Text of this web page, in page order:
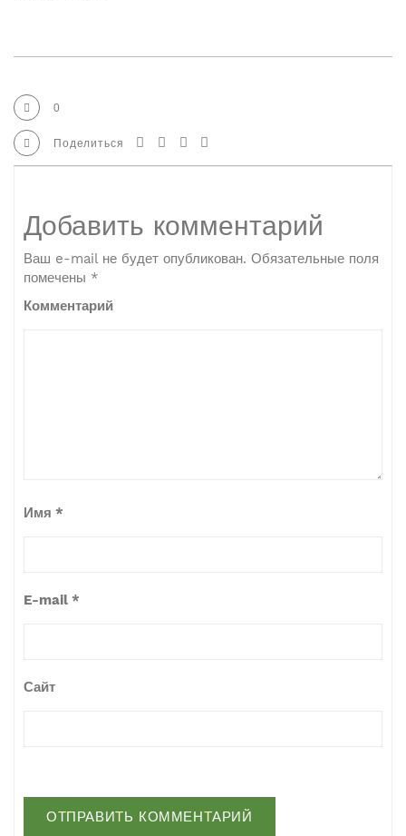
0
Поделиться
Добавить комментарий
Ваш e-mail не будет опубликован. Обязательные поля
помечены *
Комментарий
Имя *
E-mail *
Сайт